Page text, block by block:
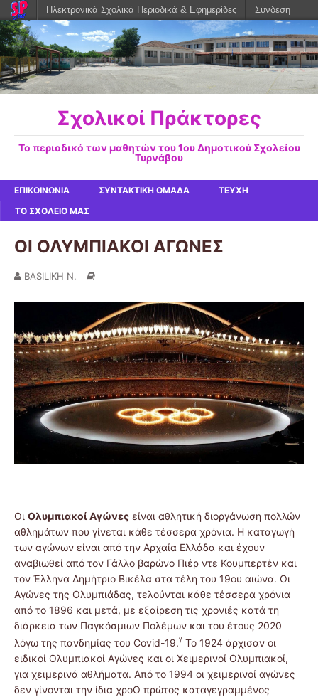
Σχολικοί Πράκτορες
Το περιοδικό των μαθητών του 1ου Δημοτικού Σχολείου
Τυρνάβου
ΕΠΙΚΟΙΝΩΝΙΑ ΣΥΝΤΑΚΤΙΚΗ ΟΜΑΔΑ
ΤΕΥΧΗ
ΤΟ ΣΧΟΛΕΙΟ ΜΑΣ
ΟΙ ΟΛΥΜΠΙΑΚΟΙ ΑΓΩΝΕΣ
BASILIKH N.
Οι Ολυμπιακοί Αγώνες είναι αθλητική διοργάνωση πολλών
αθλημάτων που γίνεται κάθε τέσσερα χρόνια. Η καταγωγή
των αγώνων είναι από την Αρχαία Ελλάδα και έχουν
αναβιωθεί από τον Γάλλο βαρώνο Πιέρ ντε Κουμπερτέν και
τον Έλληνα Δημήτριο Βικέλα στα τέλη του 19ου αιώνα. Οι
Αγώνες της Ολυμπιάδας, τελούνται κάθε τέσσερα χρόνια
από το 1896 και μετά, με εξαίρεση τις χρονιές κατά τη
διάρκεια των Παγκόσμιων Πολέμων και του έτους 2020
λόγω της πανδημίας του Covid-19.’/ Το 1924 άρχισαν οι
ειδικοί Ολυμπιακοί Αγώνες και οι Χειμερινοί Ολυμπιακοί,
για χειμερινά αθλήματα. Από το 1994 οι χειμερινοί αγώνες
δεν γίνονται την ίδια χροΟ πρώτος καταγεγραμμένος
Ηλεκτρονικά Σχολικά Περιοδικά & Εφημερίδες Σύνδεση